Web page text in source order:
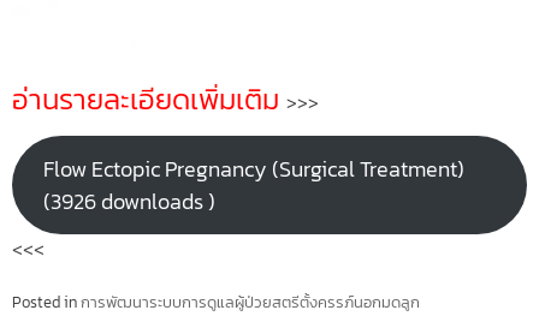
อ่านรายละเอียดเพิ่มเติม >>>
Flow Ectopic Pregnancy (Surgical Treatment)
(3926 downloads )
<<<
Posted inการพัฒนาระบบการดูแลผู้ป่วยสตรีตั้งครรภ์นอกมดลูก